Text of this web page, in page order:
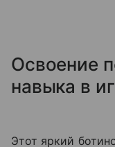
Освоение
навыка в
Этот яркий